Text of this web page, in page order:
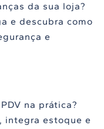
da sua loja?
e descubra como
e
na prática?
integra estoque e